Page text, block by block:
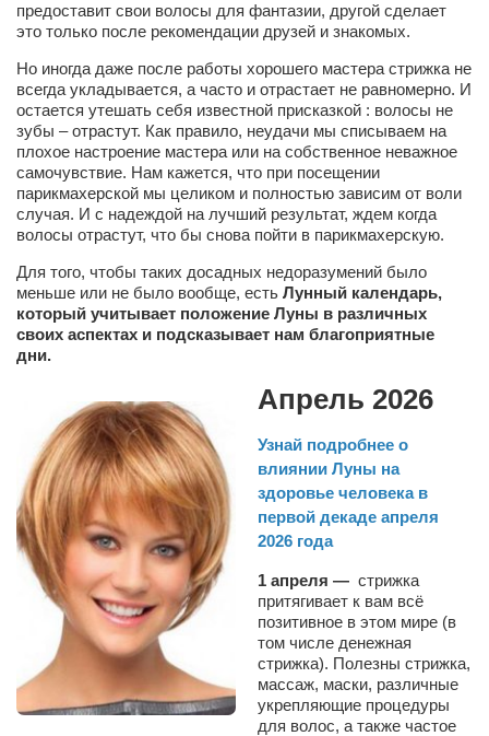
Владимир Айзенберг
Игорь Добровольский
Ольга Козаченко
Оксана Скоробагатская
Александра Скорук
Евгений Полюхович
Ольга Чикина
Бизнес-партнёры
Здоровье
Косметологическое отделение КП Сумская
городская клиническая больница №4
Оптика — Медтехника
Тенториум -центр независимых дистрибьюторов
Кафе, клубы, рестораны
«Винегрет» — демократичный ресторан
«ЧАЙ — КАВА» магазин — кафе
Магазины
«CYCLE GARAGE» — магазин велосипедов
«Книголюб» — супермаркет
предоставит свои волосы для фантазии, другой сделает
это только после рекомендации друзей и знакомых.
Но иногда даже после работы хорошего мастера стрижка не
всегда укладывается, а часто и отрастает не равномерно. И
остается утешать себя известной присказкой : волосы не
зубы – отрастут. Как правило, неудачи мы списываем на
плохое настроение мастера или на собственное неважное
самочувствие. Нам кажется, что при посещении
парикмахерской мы целиком и полностью зависим от воли
случая. И с надеждой на лучший результат, ждем когда
волосы отрастут, что бы снова пойти в парикмахерскую.
Для того, чтобы таких досадных недоразумений было
меньше или не было вообще, есть Лунный календарь,
который учитывает положение Луны в различных
своих аспектах и подсказывает нам благоприятные
дни.
Апрель 2026
Узнай подробнее о
влиянии Луны на
здоровье человека в
первой декаде апреля
2026 года
1 апреля — стрижка
притягивает к вам всё
позитивное в этом мире (в
том числе денежная
стрижка). Полезны стрижка,
массаж, маски, различные
укрепляющие процедуры
для волос, а также частое